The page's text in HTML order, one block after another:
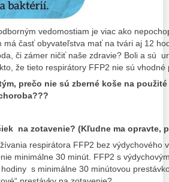
vedomostiam je viac ako
má časť obyvateľstva mať na tvári aj 12
či zámer ničiť naše zdravie? Boli a sú
že tieto respirátory FFP2 nie sú
prečo nie sú zberné koše na
na zotavenie? (Kľudne ma opravte,
respirátora FFP2 bez výdychového
minimálne 30 minút. FFP2 s
s minimálne 30 minútovou